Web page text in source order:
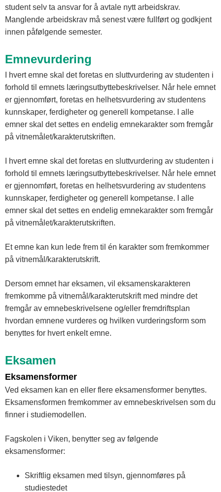
student selv ta ansvar for å avtale nytt arbeidskrav.
Manglende arbeidskrav må senest være fullført og godkjent
innen påfølgende semester.
Emnevurdering
I hvert emne skal det foretas en sluttvurdering av studenten i
forhold til emnets læringsutbyttebeskrivelser. Når hele emnet
er gjennomført, foretas en helhetsvurdering av studentens
kunnskaper, ferdigheter og generell kompetanse. I alle
emner skal det settes en endelig emnekarakter som fremgår
på vitnemålet/karakterutskriften.
I hvert emne skal det foretas en sluttvurdering av studenten i
forhold til emnets læringsutbyttebeskrivelser. Når hele emnet
er gjennomført, foretas en helhetsvurdering av studentens
kunnskaper, ferdigheter og generell kompetanse. I alle
emner skal det settes en endelig emnekarakter som fremgår
på vitnemålet/karakterutskriften.
Et emne kan kun lede frem til én karakter som fremkommer
på vitnemål/karakterutskrift.
Dersom emnet har eksamen, vil eksamenskarakteren
fremkomme på vitnemål/karakterutskrift med mindre det
fremgår av emnebeskrivelsene og/eller fremdriftsplan
hvordan emnene vurderes og hvilken vurderingsform som
benyttes for hvert enkelt emne.
Eksamen
Eksamensformer
Ved eksamen kan en eller flere eksamensformer benyttes.
Eksamensformen fremkommer av emnebeskrivelsen som du
finner i studiemodellen.
Fagskolen i Viken, benytter seg av følgende
eksamensformer:
Skriftlig eksamen med tilsyn, gjennomføres på
studiestedet